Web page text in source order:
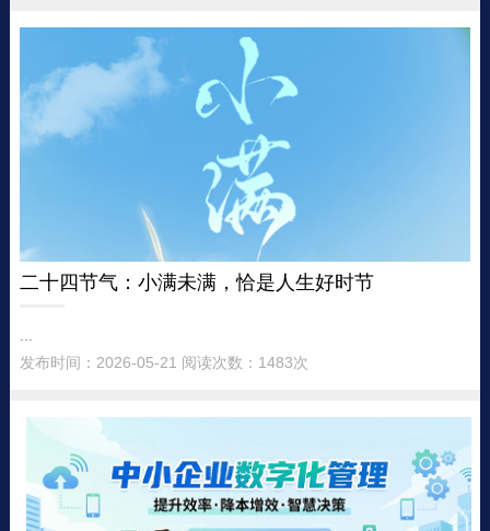
二十四节气：小满未满，恰是人生好时节
...
发布时间：2026-05-21 阅读次数：1483次